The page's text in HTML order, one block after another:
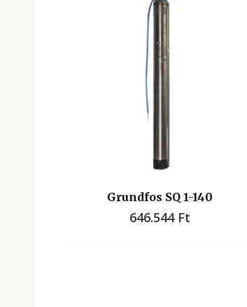
Grundfos SQ 1-140
646.544 Ft